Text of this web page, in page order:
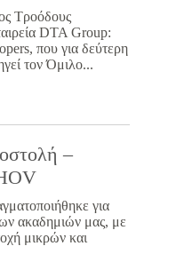
Τροόδους
DTA Group:
που για δεύτερη
τον Όμιλο...
–
για
ακαδημιών μας, με
μικρών και